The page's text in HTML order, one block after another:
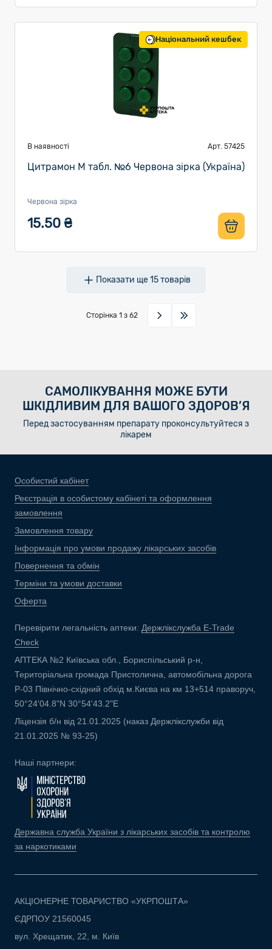
Національний кешбек
В наявності Арт. 57425
Цитрамон М табл. №6 Червона зірка (Україна)
Червона зірка
15.50 ₴
Показати ще15товарів
Сторінка 1 з 62
САМОЛІКУВАННЯ МОЖЕ БУТИ
ШКІДЛИВИМ ДЛЯ ВАШОГО ЗДОРОВ’Я
Перед застосуванням препарату проконсультуйтеся з
лікарем
Особистий кабінет
Реєстрація в особистому кабінеті та оформлення
замовлення
Замовлення товару
Інформація про умови продажу лікарських засобів
Повернення та обмін
Терміни та умови доставки
Оферта
Перевірити легальність аптеки: Держлікслужба E-Trade
Check
АПТЕКА №2 Київська обл., Бориспільський р-н,
Територіальна громада Пристолична, автомобільна дорога
Р-03 Північно-східний обхід м.Києва на км 13+514 праворуч,
50°24'04.8"N 30°54'43.2"E
Ліцензія б/н від 21.01.2025 (наказ Держлікслужби від
21.01.2025 № 93-25)
Наші партнери:
Державна служба України з лікарських засобів та контролю
за наркотиками
АКЦІОНЕРНЕ ТОВАРИСТВО «УКРПОШТА»
ЄДРПОУ 21560045
вул. Хрещатик, 22, м. Київ